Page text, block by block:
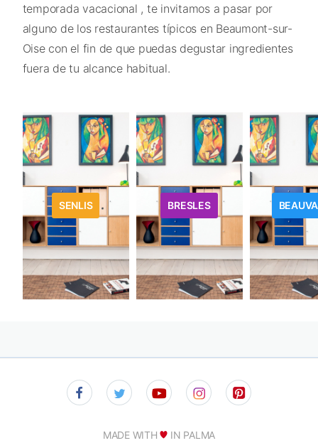
temporada vacacional , te invitamos a pasar por
alguno de los restaurantes típicos en Beaumont-sur-
Oise con el fin de que puedas degustar ingredientes
fuera de tu alcance habitual.
SENLIS BRESLES
MADE WITH IN PALMA